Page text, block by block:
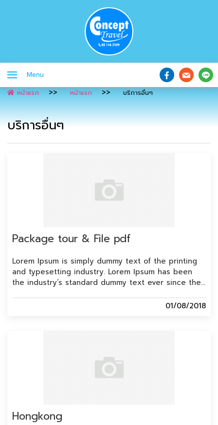
Menu
หน้าแรก
หน้าแรก บริการอื่นๆ
บริการอื่นๆ
Package tour & File pdf
Lorem Ipsum is simply dummy text of the printing
and typesetting industry. Lorem Ipsum has been
the industry’s standard dummy text ever since the
type and scrambled it to make a type specimen
01/08/2018
Hongkong